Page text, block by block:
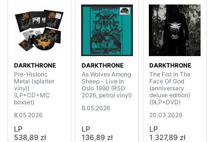
DARKTHRONE
Pre-Historic
Metal (splatter
vinyl)
(LP+CD+MC
boxset)
8.05.2026
LP
538,89 zł
DARKTHRONE
As Wolves Among
Sheep - Live In
Oslo 1990 (RSD
2026, petrol vinyl)
8.05.2026
LP
136,89 zł
DARKTHRONE
The Fist In The
Face Of God
(anniversary
deluxe edition)
(9LP+DVD)
20.03.2026
LP
1 327,89 zł